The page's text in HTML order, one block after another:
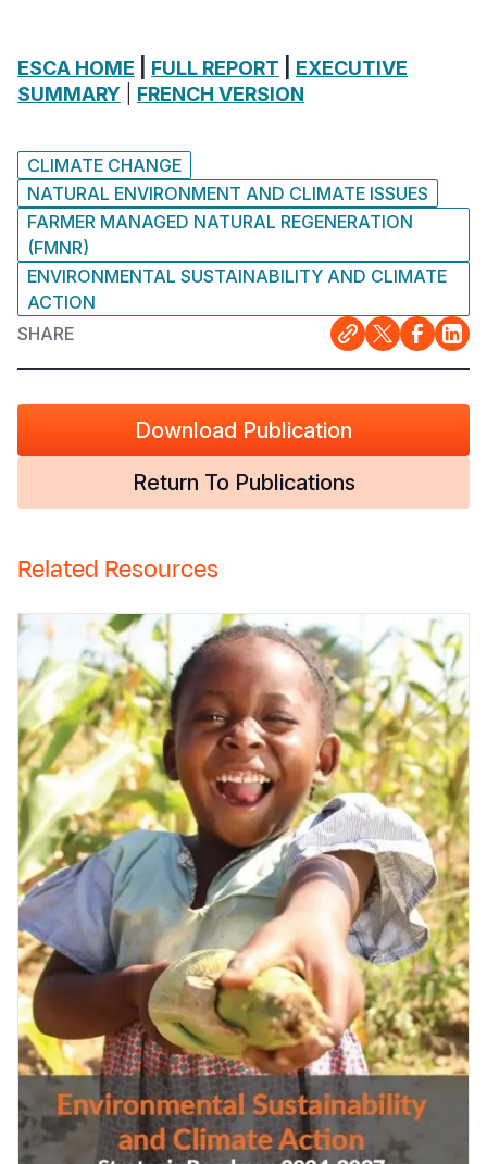
ESCA HOME FULL REPORT
EXECUTIVE
SUMMARY
FRENCH VERSION
CLIMATE CHANGE
NATURAL ENVIRONMENT AND CLIMATE ISSUES
FARMER MANAGED NATURAL REGENERATION
(FMNR)
ENVIRONMENTAL SUSTAINABILITY AND CLIMATE
ACTION
SHARE
Download Publication
Return To Publications
Related Resources